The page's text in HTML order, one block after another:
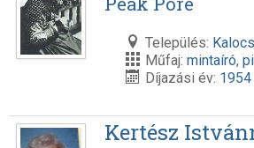
Település:
Műfaj: mintaíró,
Díjazási év: 1954
Kertész